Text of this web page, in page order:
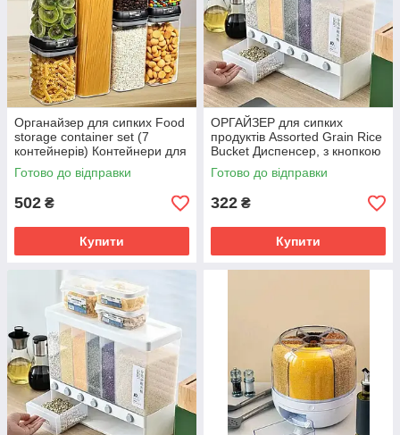
Органайзер для сипких Food
storage container set (7
контейнерів) Контейнери для
зберігання круп SV227
Готово до відправки
502 ₴
Купити
ОРГАЙЗЕР для сипких
продуктів Assorted Grain Rice
Bucket Диспенсер, з кнопкою
дозатором для круп 6 секцій
A SV227
Готово до відправки
322 ₴
Купити